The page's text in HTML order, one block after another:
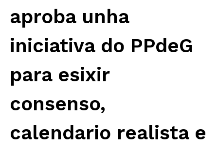
aproba unha
iniciativa do PPdeG
para esixir
consenso,
calendario realista e